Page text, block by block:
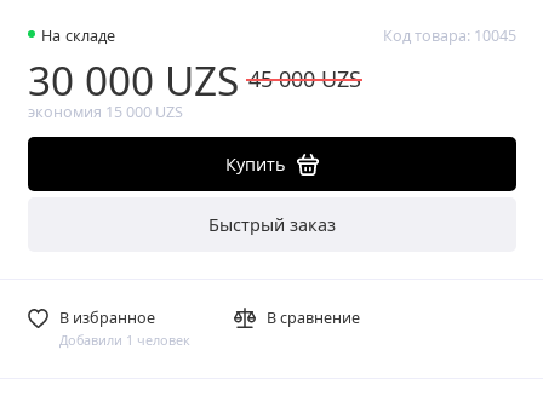
На складе Код товара: 10045
30 000 UZS 45 000 UZS
экономия 15 000 UZS
Купить
Быстрый заказ
В избранное
Добавили 1 человек
В сравнение